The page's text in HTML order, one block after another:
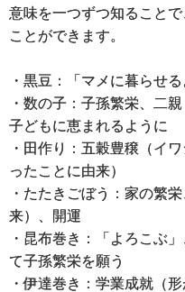
意味を一つずつ知ること
ことができます。
・黒豆：「マメに暮らせ
・数の子：子孫繁栄、二
子どもに恵まれるように
・田作り：五穀豊穣（イ
ったことに由来）
・たたきごぼう：家の繁
来）、開運
・昆布巻き：「よろこぶ
て子孫繁栄を願う
・伊達巻き：学業成就（